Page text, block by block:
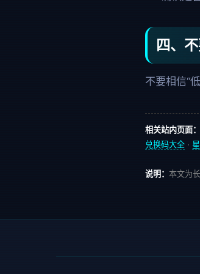
四、
不要相信“
相关站内页面：
兑换码大全 ·
说明： 本文为